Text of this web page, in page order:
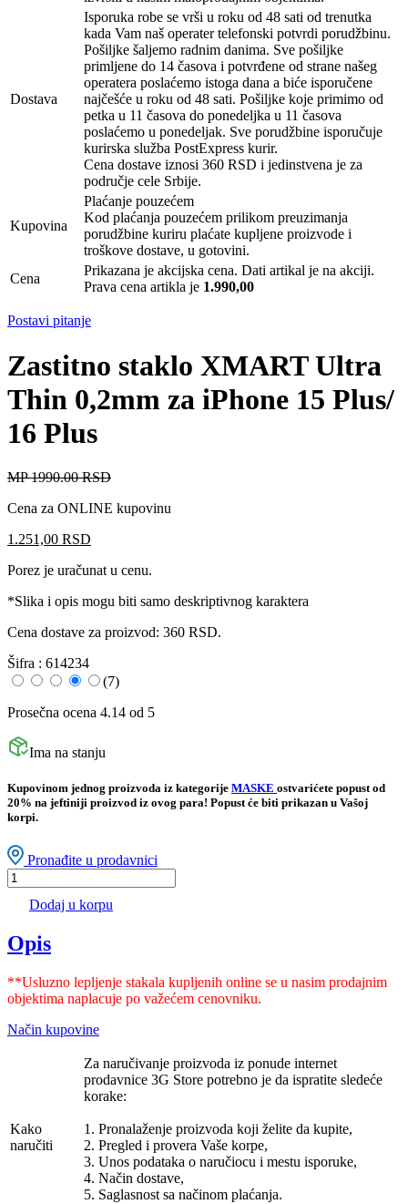
Dostava
Isporuka robe se vrši u roku od 48 sati od trenutka
kada Vam naš operater telefonski potvrdi porudžbinu.
Pošiljke šaljemo radnim danima. Sve pošiljke
primljene do 14 časova i potvrđene od strane našeg
operatera poslaćemo istoga dana a biće isporučene
najčešće u roku od 48 sati. Pošiljke koje primimo od
petka u 11 časova do ponedeljka u 11 časova
poslaćemo u ponedeljak. Sve porudžbine isporučuje
kurirska služba PostExpress kurir.
Cena dostave iznosi 360 RSD i jedinstvena je za
područje cele Srbije.
Kupovina
Plaćanje pouzećem
Kod plaćanja pouzećem prilikom preuzimanja
porudžbine kuriru plaćate kupljene proizvode i
troškove dostave, u gotovini.
Cena
Prikazana je akcijska cena. Dati artikal je na akciji.
Prava cena artikla je 1.990,00
Postavi pitanje
Zastitno staklo XMART Ultra
Thin 0,2mm za iPhone 15 Plus/
16 Plus
MP 1990.00 RSD
Cena za ONLINE kupovinu
1.251,00 RSD
Porez je uračunat u cenu.
*Slika i opis mogu biti samo deskriptivnog karaktera
Cena dostave za proizvod: 360 RSD.
Šifra : 614234
(7)
Prosečna ocena 4.14 od 5
Ima na stanju
Kupovinom jednog proizvoda iz kategorije MASKE ostvarićete popust od
20% na jeftiniji proizvod iz ovog para! Popust će biti prikazan u Vašoj
korpi.
Pronađite u prodavnici
Dodaj u korpu
Opis
**Usluzno lepljenje stakala kupljenih online se u nasim prodajnim
objektima naplacuje po važećem cenovniku.
Način kupovine
Kako
naručiti
Za naručivanje proizvoda iz ponude internet
prodavnice 3G Store potrebno je da ispratite sledeće
korake:
1. Pronalaženje proizvoda koji želite da kupite,
2. Pregled i provera Vaše korpe,
3. Unos podataka o naručiocu i mestu isporuke,
4. Način dostave,
5. Saglasnost sa načinom plaćanja.